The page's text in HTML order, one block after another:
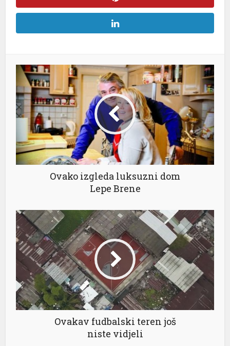
Ovako izgleda luksuzni dom
Lepe Brene
Ovakav fudbalski teren još
niste vidjeli